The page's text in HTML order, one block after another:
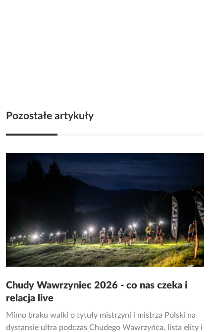
Pozostałe artykuły
Chudy Wawrzyniec 2026 - co nas czeka i
relacja live
Mimo braku walki o tytuły mistrzyni i mistrza Polski na
dystansie ultra podczas Chudego Wawrzyńca, lista elity i